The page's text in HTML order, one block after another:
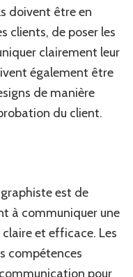
doivent être en
clients, de poser les
clairement leur
également être
de manière
du client.
graphiste est de
à communiquer une
et efficace. Les
compétences
pour